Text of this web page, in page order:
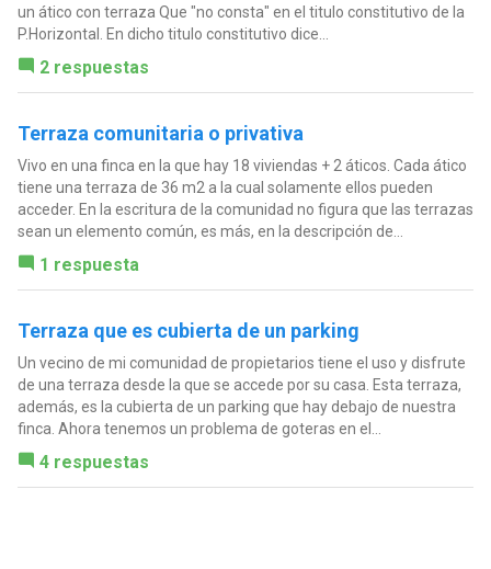
un ático con terraza Que "no consta" en el titulo constitutivo de la
P.Horizontal. En dicho titulo constitutivo dice...
2 respuestas
Terraza comunitaria o privativa
Vivo en una finca en la que hay 18 viviendas + 2 áticos. Cada ático
tiene una terraza de 36 m2 a la cual solamente ellos pueden
acceder. En la escritura de la comunidad no figura que las terrazas
sean un elemento común, es más, en la descripción de...
1 respuesta
Terraza que es cubierta de un parking
Un vecino de mi comunidad de propietarios tiene el uso y disfrute
de una terraza desde la que se accede por su casa. Esta terraza,
además, es la cubierta de un parking que hay debajo de nuestra
finca. Ahora tenemos un problema de goteras en el...
4 respuestas